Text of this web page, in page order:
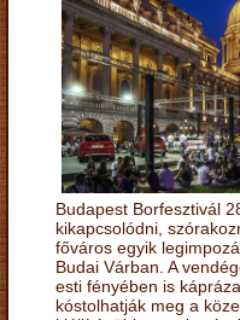
Budapest Borfesztivál
kikapcsolódni,
főváros egyik
Budai Várban. A
esti fényében is
kóstolhatják meg a